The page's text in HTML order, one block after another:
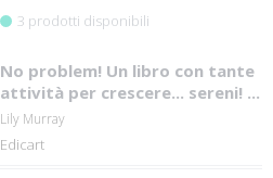
3 prodotti disponibili
No problem! Un libro con tante
attività per crescere... sereni! ...
Lily Murray
Edicart